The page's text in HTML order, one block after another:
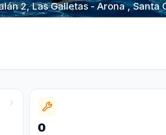
2, Las Galletas - Arona , Santa
0